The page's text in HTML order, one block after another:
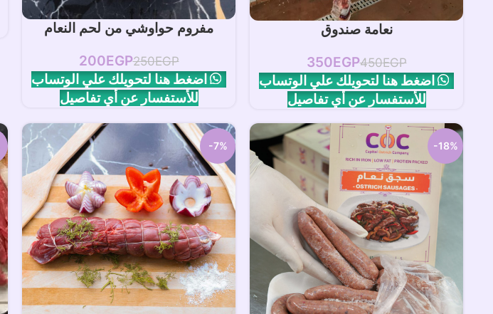
إضافة إلى السلة
نعامة صندوق
450EGP
350EGP
اضغط هنا لتحويلك علي الوتساب
للأستفسار عن أي تفاصيل
إضافة إلى السلة
مفروم حواوشي من لحم النعام
250EGP
200EGP
اضغط هنا لتحويلك علي الوتساب
للأستفسار عن أي تفاصيل
-18%
-7%